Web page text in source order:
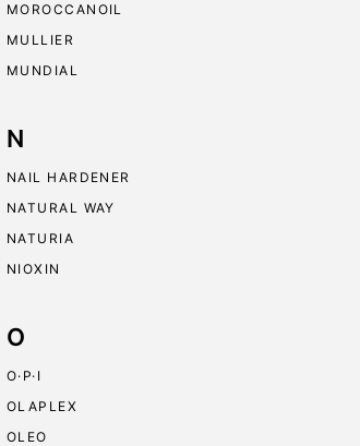
MOROCCANOIL
MULLIER
MUNDIAL
N
NAIL HARDENER
NATURAL WAY
NATURIA
NIOXIN
O
O·P·I
OLAPLEX
OLEO